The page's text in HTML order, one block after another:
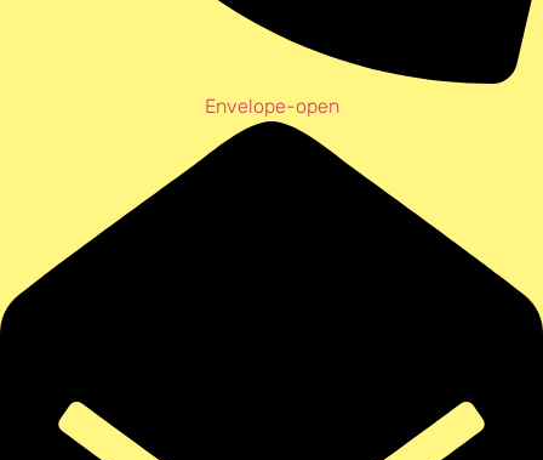
Envelope-open